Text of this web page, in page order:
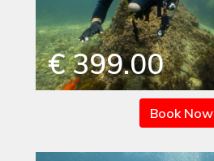
€ 399.00
Book Now